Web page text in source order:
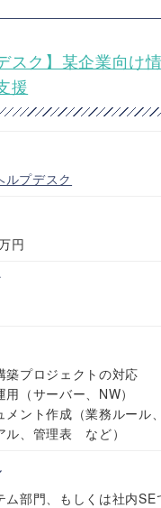
スク】某企業向け
援
ルプデスク
円
築プロジェクトの対応
用（サーバー、NW）
メント作成（業務ルール
ル、管理表 など）
ム部門、もしくは社内